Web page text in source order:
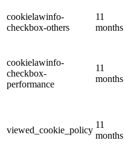
cookielawinfo-
checkbox-others
11
months
cookielawinfo-
checkbox-
performance
11
months
viewed_cookie_policy
11
months